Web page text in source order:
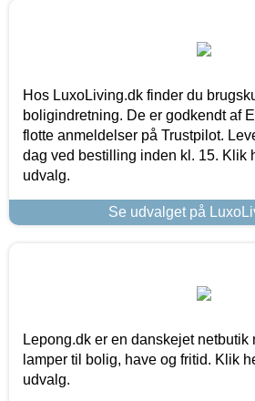
Hos LuxoLiving.dk finder du
boligindretning. De er godkendt af
flotte anmeldelser på Trustpilot.
dag ved bestilling inden kl. 15. Klik
udvalg.
Se udvalget på
Lepong.dk er en danskejet netbutik
lamper til bolig, have og fritid. Klik
udvalg.